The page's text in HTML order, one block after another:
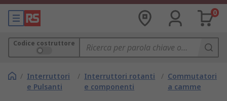
0
Codice costruttore
/ Interruttori
e Pulsanti
/ Interruttori rotanti
e componenti
/ Commutatori
a camme